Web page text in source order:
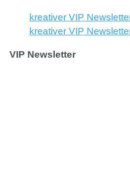
kreativer VIP
kreativer VIP
VIP Newsletter